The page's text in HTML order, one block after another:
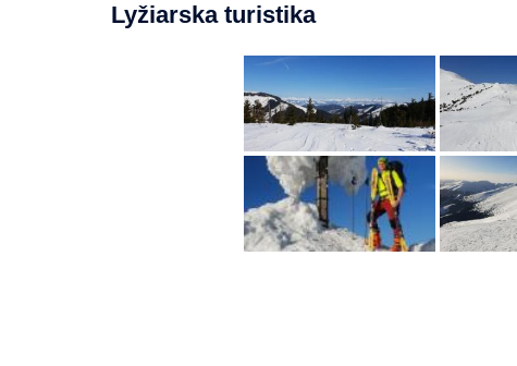
Lyžiarska turistika